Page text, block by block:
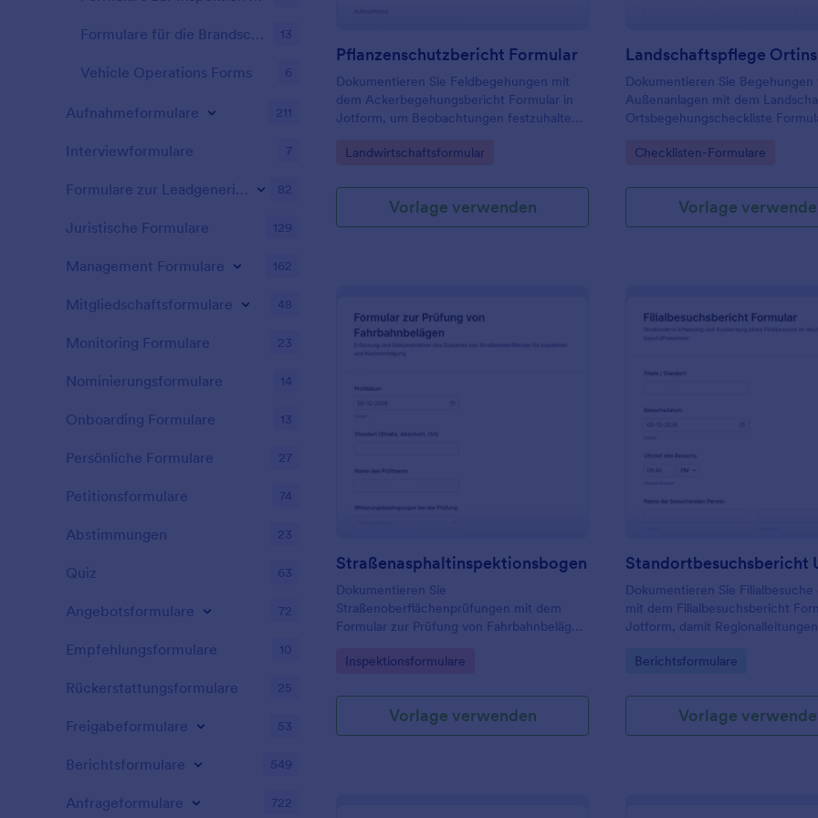
Pflanzenschutzbericht Formular
Dokumentieren Sie Feldbegehungen mit
dem Ackerbegehungsbericht Formular in
Jotform, um Beobachtungen festzuhalten,
Datensammlung für Betrieb, Beratung und
Go to Category:
Landwirtschaftsformular
Vorlage verwenden
Dokumentieren Sie Begehungen
Außenanlagen mit dem
Ortsbegehungscheckliste
vereinheitlichen, Maßnahmen zu
auszuwerten.
Go to Category:
Checklisten-Formulare
Vorlage
Straßenasphaltinspektionsbogen
Dokumentieren Sie
Straßenoberflächenprüfungen mit dem
Formular zur Prüfung von Fahrbahnbelägen
Straßenmeistereien und Ingenieurbüros zur
Nachverfolgung.
Go to Category:
Inspektionsformulare
Vorlage verwenden
:
Dokumentieren Sie
mit dem Filialbesuchsbericht
Jotform, damit
Beobachtungen festhalten,
standortübergreifend auswerten
Go to Category:
Berichtsformulare
Vorlage
Formulare für die Brandschutzinspektion 13
Vehicle Operations Forms 6
Aufnahmeformulare 211
Interviewformulare 7
Formulare zur Leadgenerierung 82
Juristische Formulare 129
Management Formulare 162
Mitgliedschaftsformulare 48
Monitoring Formulare 23
Nominierungsformulare 14
Onboarding Formulare 13
Persönliche Formulare 27
Petitionsformulare 74
Abstimmungen 23
Quiz 63
Angebotsformulare 72
Empfehlungsformulare 10
Rückerstattungsformulare 25
Freigabeformulare 53
Berichtsformulare 549
Anfrageformulare 722